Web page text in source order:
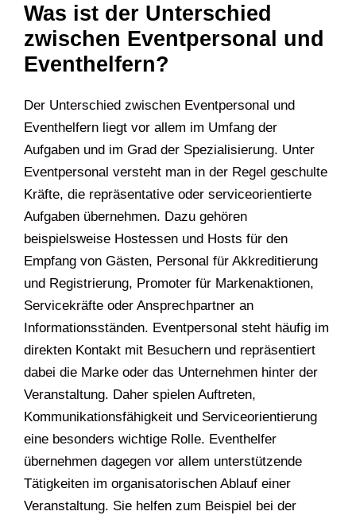
Was ist der Unterschied
zwischen Eventpersonal und
Eventhelfern?
Der Unterschied zwischen Eventpersonal und
Eventhelfern liegt vor allem im Umfang der
Aufgaben und im Grad der Spezialisierung. Unter
Eventpersonal versteht man in der Regel geschulte
Kräfte, die repräsentative oder serviceorientierte
Aufgaben übernehmen. Dazu gehören
beispielsweise Hostessen und Hosts für den
Empfang von Gästen, Personal für Akkreditierung
und Registrierung, Promoter für Markenaktionen,
Servicekräfte oder Ansprechpartner an
Informationsständen. Eventpersonal steht häufig im
direkten Kontakt mit Besuchern und repräsentiert
dabei die Marke oder das Unternehmen hinter der
Veranstaltung. Daher spielen Auftreten,
Kommunikationsfähigkeit und Serviceorientierung
eine besonders wichtige Rolle. Eventhelfer
übernehmen dagegen vor allem unterstützende
Tätigkeiten im organisatorischen Ablauf einer
Veranstaltung. Sie helfen zum Beispiel bei der